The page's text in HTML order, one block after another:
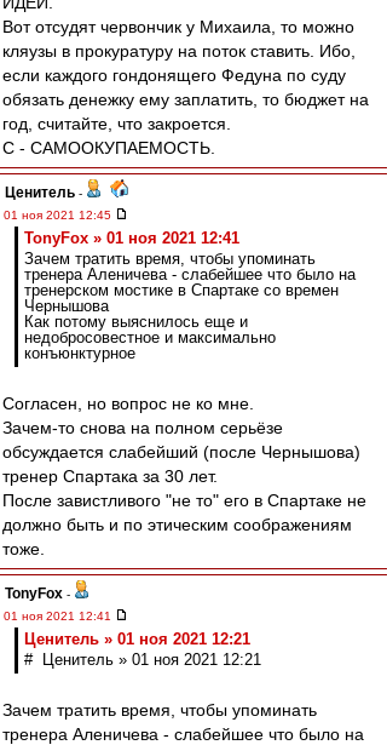
Вот отсудят червончик у Михаила, то можно
кляузы в прокуратуру на поток ставить. Ибо,
если каждого гондонящего Федуна по суду
обязать денежку ему заплатить, то бюджет на
год, считайте, что закроется.
С - САМООКУПАЕМОСТЬ.
Ценитель -
01 ноя 2021 12:45
TonyFox » 01 ноя 2021 12:41
Зачем тратить время, чтобы упоминать
тренера Аленичева - слабейшее что было на
тренерском мостике в Спартаке со времен
Чернышова
Как потому выяснилось еще и
недобросовестное и максимально
конъюнктурное
Согласен, но вопрос не ко мне.
Зачем-то снова на полном серьёзе
обсуждается слабейший (после Чернышова)
тренер Спартака за 30 лет.
После завистливого "не то" его в Спартаке не
должно быть и по этическим соображениям
тоже.
TonyFox -
01 ноя 2021 12:41
Ценитель » 01 ноя 2021 12:21
# Ценитель » 01 ноя 2021 12:21
Зачем тратить время, чтобы упоминать
тренера Аленичева - слабейшее что было на